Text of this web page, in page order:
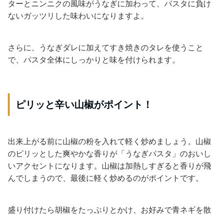
ターとニンニクの風味がうなぎに加わって、パスタに負け
ないガッツリした味わいになりますよ。
さらに、うなぎダレに加えてすき焼きのタレを使うこと
で、パスタ全体にしっかりと味を付けられます。
ピリッと辛い山椒がポイント！
出来上がる前に山椒の粉を入れて軽く炒めましょう。山椒
のピリッとした爽やかな香りが「うなぎパスタ」のおいし
いアクセントになります。山椒は加熱しすぎると香りが飛
んでしまうので、最後に軽く炒めるのがポイントです。
盛り付けたら胡椒をたっぷりとかけ、お好みで青ネギを散